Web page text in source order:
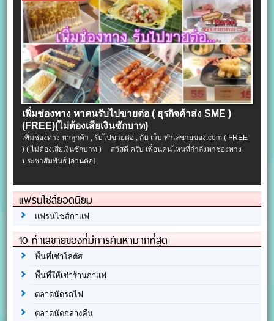
เพิ่มช่องทาง หาคนรับไปขายต่อ ( ธุรกิจค้าส่ง SME )
(FREE)(ไม่ต้องเสียเงินซักบาท)
เพิ่มช่องทาง หาลูกค้า , รับไปขายต่อ , กับ เว็บ ทำเลขายของ.com ( FREE
) ( ไม่ต้องเสียเงินซักบาท ) สวัสดี ครับ เพื่อนคนไหนที่กำลังหาช่องทาง
ประชาสัมพันธ์[อ่านต่อ]
แฟรนไชส์ยอดนิยม
แฟรนไชส์กาแฟ
10 ทำเลขายของที่มีการค้นหามากที่สุด
พื้นที่เช่าโลตัส
พื้นที่ให้เช่าร้านกาแฟ
ตลาดนัดรถไฟ
ตลาดนัดกลางคืน